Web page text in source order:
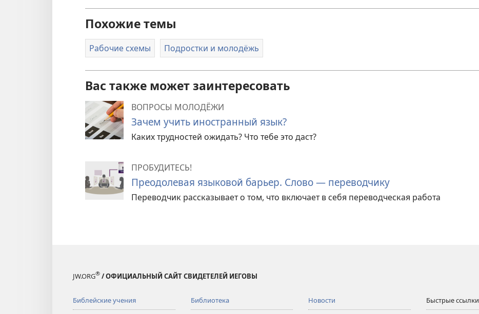
Похожие темы
Рабочие схемы Подростки и молодёжь
Вас также может заинтересовать
ВОПРОСЫ МОЛОДЁЖИ
Зачем учить иностранный язык?
Каких трудностей ожидать? Что тебе это даст?
ПРОБУДИТЕСЬ!
Преодолевая языковой барьер. Слово — переводчику
Переводчик рассказывает о том, что включает в себя переводческая работа
JW.ORG® / ОФИЦИАЛЬНЫЙ САЙТ СВИДЕТЕЛЕЙ ИЕГОВЫ
Библейские учения Библиотека Новости Быстрые ссылки